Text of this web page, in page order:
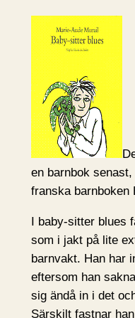
en barnbok
franska barnboken
I baby-sitter blues
som i jakt på lite
barnvakt. Han har
eftersom han
sig ändå in i det
Särskilt fastnar